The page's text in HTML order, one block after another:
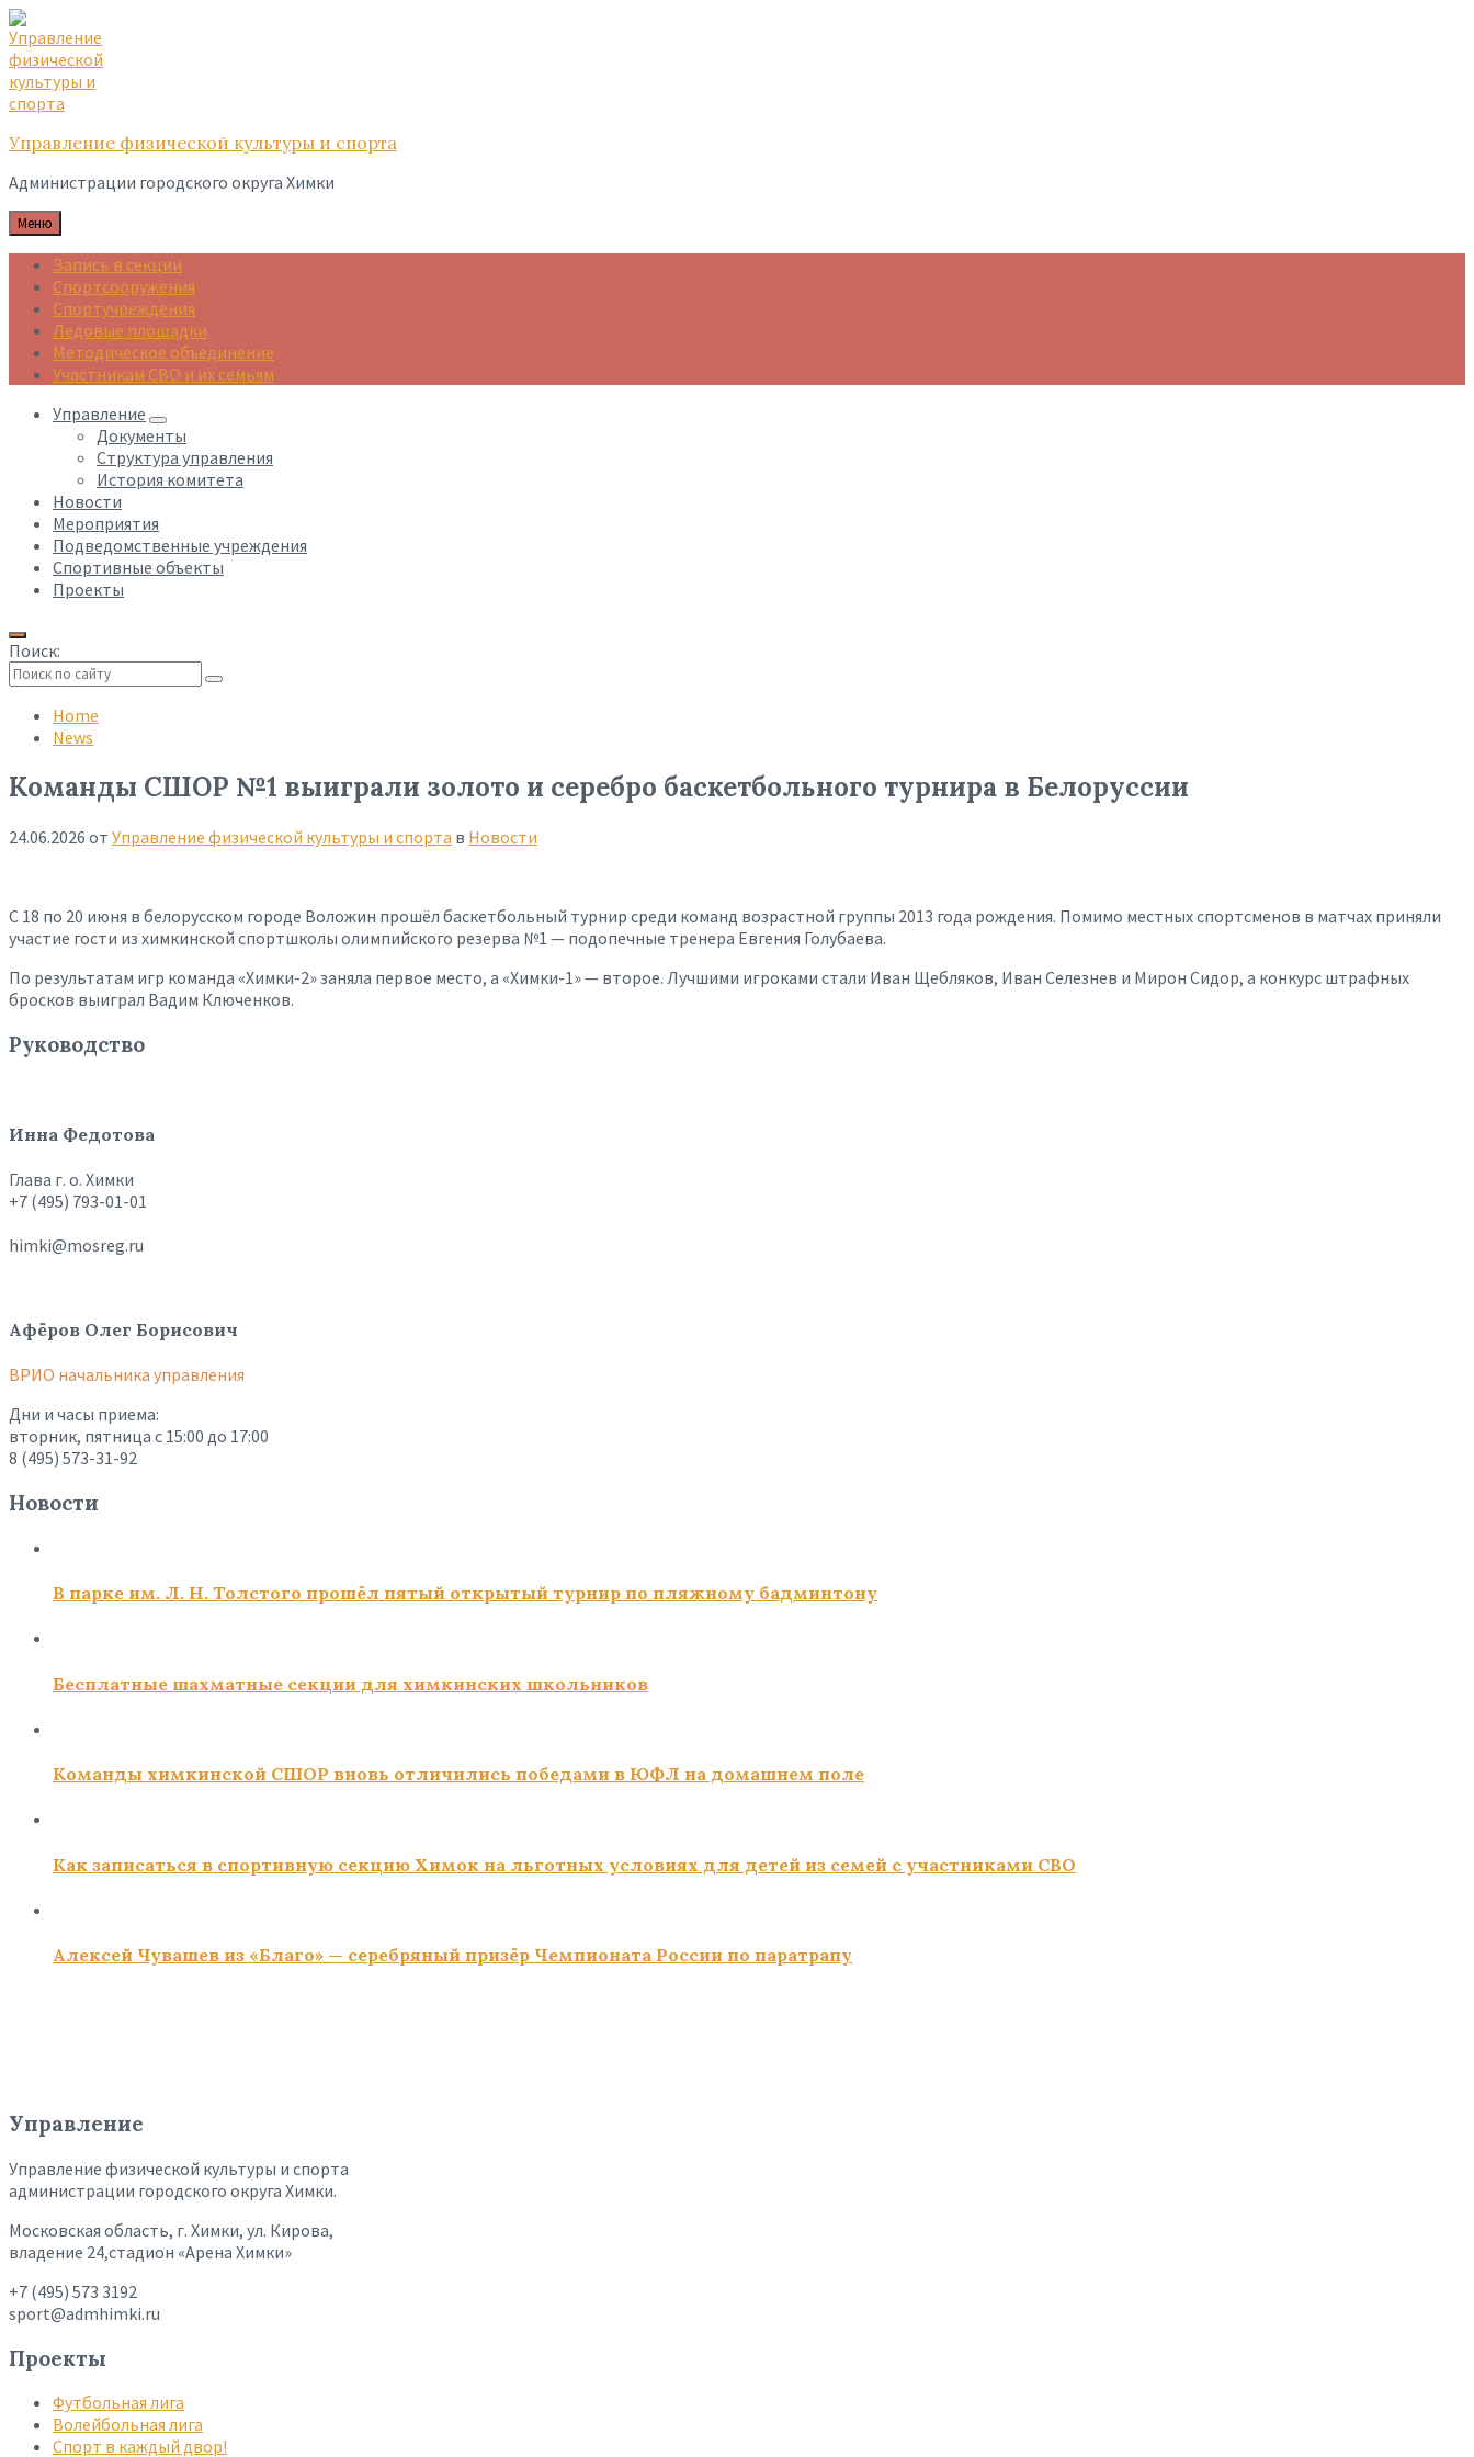
Skip
to
content
Skip
to
main
navigation
Skip
to
footer
Управление физической культуры и спорта
Администрации городского округа Химки
Меню
Запись в секции
Спортсооружения
Спортучреждения
Ледовые площадки
Методическое объединение
Участникам СВО и их семьям
Управление
Документы
Структура управления
История комитета
Новости
Мероприятия
Подведомственные учреждения
Спортивные объекты
Проекты
Поиск:
search
Home
News
Команды СШОР №1 выиграли золото и серебро баскетбольного турнира в Белоруссии
24.06.2026 от Управление физической культуры и спорта в Новости
С 18 по 20 июня в белорусском городе Воложин прошёл баскетбольный турнир среди команд возрастной группы 2013 года рождения. Помимо местных спортсменов в матчах приняли
участие гости из химкинской спортшколы олимпийского резерва №1 — подопечные тренера Евгения Голубаева.
По результатам игр команда «Химки-2» заняла первое место, а «Химки-1» — второе. Лучшими игроками стали Иван Щебляков, Иван Селезнев и Мирон Сидор, а конкурс штрафных
бросков выиграл Вадим Ключенков.
Руководство
Инна Федотова
Глава г. о. Химки
+7 (495) 793-01-01
himki@mosreg.ru
Афёров Олег Борисович
ВРИО начальника управления
Дни и часы приема:
вторник, пятница с 15:00 до 17:00
8 (495) 573-31-92
Новости
В парке им. Л. Н. Толстого прошёл пятый открытый турнир по пляжному бадминтону
Бесплатные шахматные секции для химкинских школьников
Команды химкинской СШОР вновь отличились победами в ЮФЛ на домашнем поле
Как записаться в спортивную секцию Химок на льготных условиях для детей из семей с участниками СВО
Алексей Чувашев из «Благо» — серебряный призёр Чемпионата России по паратрапу
Управление
Управление физической культуры и спорта
администрации городского округа Химки.
Московская область, г. Химки, ул. Кирова,
владение 24,стадион «Арена Химки»
+7 (495) 573 3192
sport@admhimki.ru
Проекты
Футбольная лига
Волейбольная лига
Спорт в каждый двор!